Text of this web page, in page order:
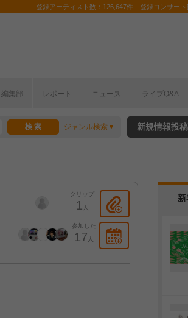
登録アーティスト数：126,647件 登録コンサー
編集部 レポート ニュース ライブQ&A
ジャンル検索 新規情報投稿
クリップ
1 人
参加した
17 人